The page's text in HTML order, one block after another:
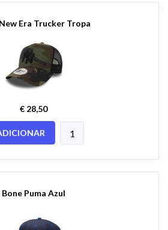
Era Trucker Tropa
€ 28,50
Bone Puma Azul